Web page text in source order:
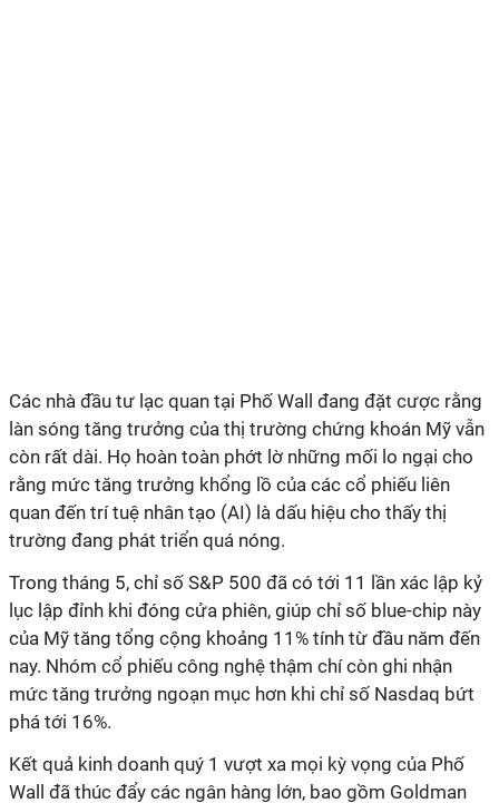
Các nhà đầu tư lạc quan tại Phố Wall đang đặt cược rằng
làn sóng tăng trưởng của thị trường chứng khoán Mỹ vẫn
còn rất dài. Họ hoàn toàn phớt lờ những mối lo ngại cho
rằng mức tăng trưởng khổng lồ của các cổ phiếu liên
quan đến trí tuệ nhân tạo (AI) là dấu hiệu cho thấy thị
trường đang phát triển quá nóng.
Trong tháng 5, chỉ số S&P 500 đã có tới 11 lần xác lập kỷ
lục lập đỉnh khi đóng cửa phiên, giúp chỉ số blue-chip này
của Mỹ tăng tổng cộng khoảng 11% tính từ đầu năm đến
nay. Nhóm cổ phiếu công nghệ thậm chí còn ghi nhận
mức tăng trưởng ngoạn mục hơn khi chỉ số Nasdaq bứt
phá tới 16%.
Kết quả kinh doanh quý 1 vượt xa mọi kỳ vọng của Phố
Wall đã thúc đẩy các ngân hàng lớn, bao gồm Goldman